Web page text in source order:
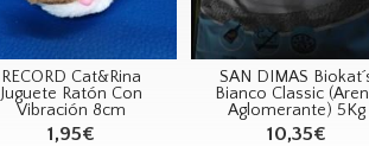
RECORD Cat&Rina
Juguete Ratón Con
Vibración 8cm
1,95€
SAN DIMAS
Bianco Classic
Aglomerante) 5Kg
10,35€